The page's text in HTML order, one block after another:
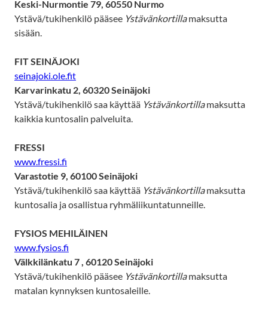
Keski-Nurmontie 79, 60550 Nurmo
Ystävä/tukihenkilö pääsee Ystävänkortillamaksutta
sisään.
FIT SEINÄJOKI
seinajoki.ole.fit
Karvarinkatu 2, 60320 Seinäjoki
Ystävä/tukihenkilö saa käyttää Ystävänkortillamaksutta
kaikkia kuntosalin palveluita.
FRESSI
www.fressi.fi
Varastotie 9, 60100 Seinäjoki
Ystävä/tukihenkilö saa käyttää Ystävänkortillamaksutta
kuntosalia ja osallistua ryhmäliikuntatunneille.
FYSIOS MEHILÄINEN
www.fysios.fi
Välkkilänkatu 7 , 60120 Seinäjoki
Ystävä/tukihenkilö pääsee Ystävänkortillamaksutta
matalan kynnyksen kuntosaleille.